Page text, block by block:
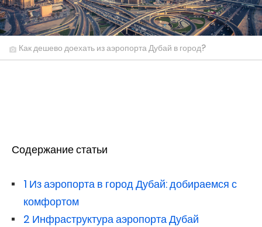
Как дешево доехать из аэропорта Дубай в город?
Содержание статьи
1 Из аэропорта в город Дубай: добираемся с
комфортом
2 Инфраструктура аэропорта Дубай